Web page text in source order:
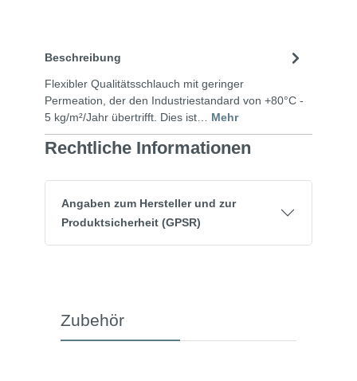
Beschreibung
Flexibler Qualitätsschlauch mit geringer
Permeation, der den Industriestandard von +80°C -
5 kg/m²/Jahr übertrifft. Dies ist… Mehr
Rechtliche Informationen
Angaben zum Hersteller und zur
Produktsicherheit (GPSR)
Zubehör